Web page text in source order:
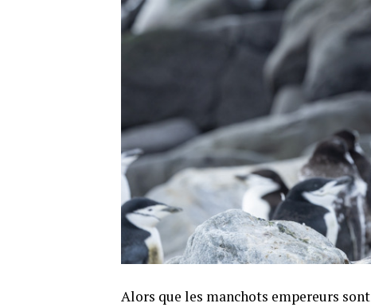
Alors que les manchots empereurs